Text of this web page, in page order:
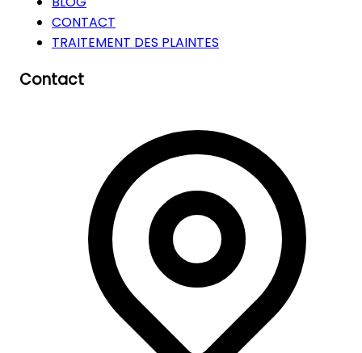
CONTACT
TRAITEMENT DES PLAINTES
Contact